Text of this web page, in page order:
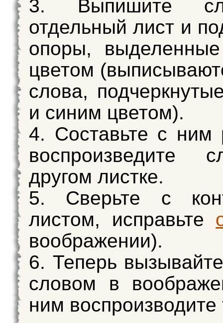
3. Выпишите
отдельный лист и
опоры,
цветом
слова,
и синим цветом).
4. Составьте с ним
воспроизведите
другом листке.
5. Сверьте с
листом, исправьте
воображении).
6. Теперь
словом в
ним воспроизводите